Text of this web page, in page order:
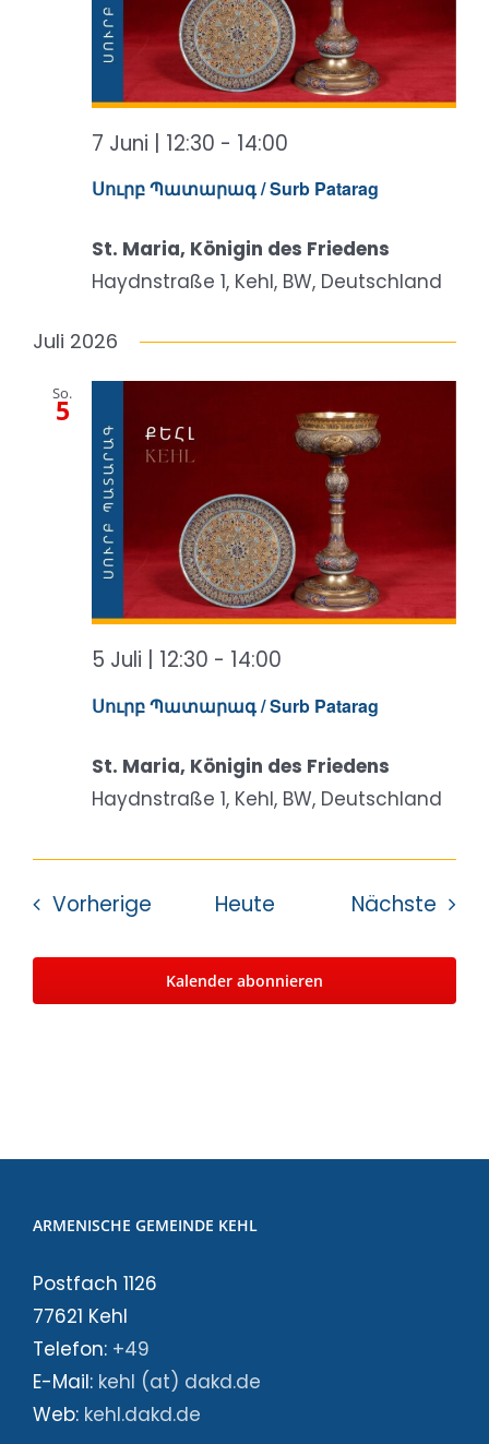
Սուրբ Պատարագ / Surb Patarag
7 Juni | 12:30 - 14:00
St. Maria, Königin des Friedens
Haydnstraße 1, Kehl, BW, Deutschland
Juli 2026
So.
5
Սուրբ Պատարագ / Surb Patarag
5 Juli | 12:30 - 14:00
St. Maria, Königin des Friedens
Haydnstraße 1, Kehl, BW, Deutschland
Vorherige Veranstaltungen
Heute Nächste
Kalender abonnieren
ARMENISCHE GEMEINDE KEHL
Postfach 1126
77621 Kehl
Telefon: +49
E-Mail: kehl (at) dakd.de
Web: kehl.dakd.de